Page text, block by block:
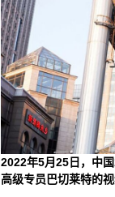
2022年5月25日，中
高级专员巴切莱特的